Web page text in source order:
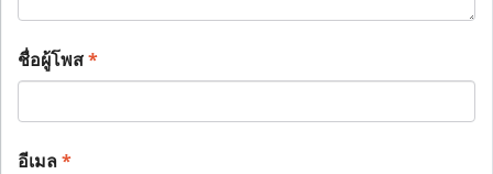
ชื่อผู้โพส*
อีเมล*